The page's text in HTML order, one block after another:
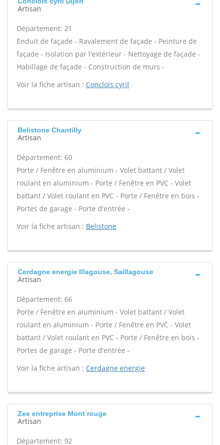
Artisan
Département: 21
Enduit de façade - Ravalement de façade - Peinture de
façade - Isolation par l'extérieur - Nettoyage de façade -
Habillage de façade - Construction de murs -
Voir la fiche artisan : Conclois cyril
Belistone Chantilly
Artisan
Département: 60
Porte / Fenêtre en aluminium - Volet battant / Volet
roulant en aluminium - Porte / Fenêtre en PVC - Volet
battant / Volet roulant en PVC - Porte / Fenêtre en bois -
Portes de garage - Porte d'entrée -
Voir la fiche artisan : Belistone
Cerdagne energie Illagouse, Saillagouse
Artisan
Département: 66
Porte / Fenêtre en aluminium - Volet battant / Volet
roulant en aluminium - Porte / Fenêtre en PVC - Volet
battant / Volet roulant en PVC - Porte / Fenêtre en bois -
Portes de garage - Porte d'entrée -
Voir la fiche artisan : Cerdagne energie
Zee entreprise Mont rouge
Artisan
Département: 92